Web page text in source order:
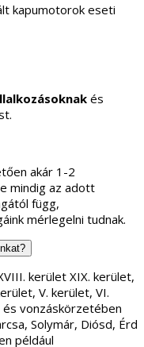
kapumotorok eseti
és
akár 1-2
mindig az adott
függ,
mérlegelni tudnak.
kerület XIX. kerület,
V. kerület, VI.
vonzáskörzetében
Solymár, Diósd, Érd
például